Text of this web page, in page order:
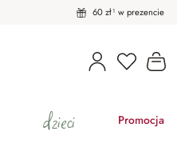
60 zł¹ w prezencie
Masz
dzieci Promocja